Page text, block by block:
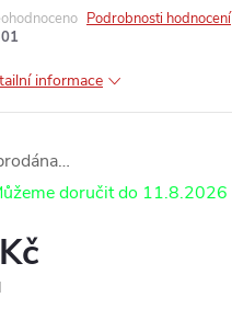
Podrobnosti hodnocení
informace
11.8.2026